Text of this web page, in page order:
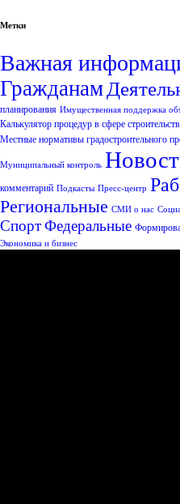
Метки
Важная
Гражданам
планирования Имущественная поддержка
Калькулятор процедур в сфере
Местные нормативы градостроительного
Муниципальный контроль
комментарий Подкасты Пресс-центр
Региональные СМИ о нас
СпортФедеральные
Экономика и бизнес